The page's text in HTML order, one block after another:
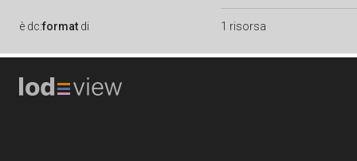
è dc:format di 1 risorsa